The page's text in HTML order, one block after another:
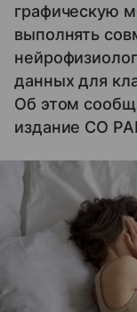
графическую
выполнять
данных для
Об этом
издание СО